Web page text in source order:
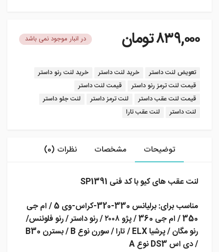
۸۳۹,۰۰۰تومان در انبار موجود نمی باشد
برچسب:
تعویض لنت داستر خرید لنت داستر
خرید لنت رنو داستر
قیمت لنت ترمز رنو داستر
قیمت لنت داستر
قیمت لنت عقب داستر
لنت ترمز داستر
لنت جلو داستر
لنت داستر
لنت عقب تارا
توضیحات مشخصات نظرات (0)
لنت عقب های کیو با کد فنی SP1391
مناسب برای: برلیانس 330-320-کراس-وی 5 / ام جی
350 / ام جی 360 / پژو ۲۰۰۸ / رنو داستر / رنو فلوئنس/
رنو مگان / پرشیا ELX / تارا / سورن نوع B / بسترن B30
/ دی اس DS3 نوع A